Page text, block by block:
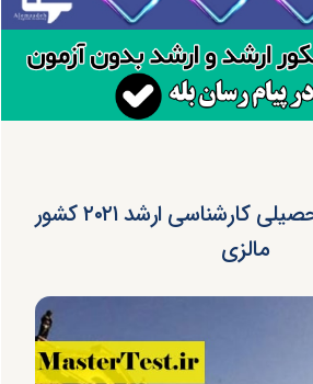
ثبت‌نام بورسیه تحصیلی کارشناسی ارشد ۲۰۲۱ کشور
مالزی